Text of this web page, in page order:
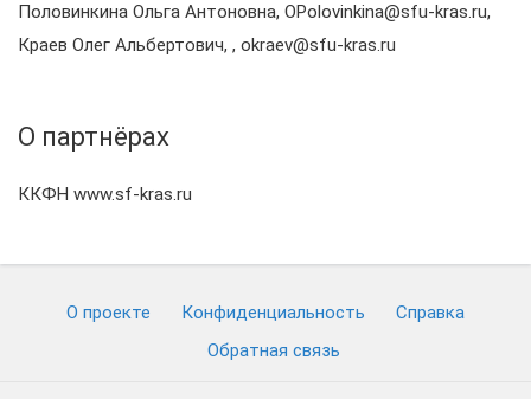
Половинкина Ольга Антоновна, OPolovinkina@sfu-kras.ru,
Краев Олег Альбертович, , okraev@sfu-kras.ru
О партнёрах
ККФН www.sf-kras.ru
О проекте Конфиденциальность
Cправка
Обратная связь